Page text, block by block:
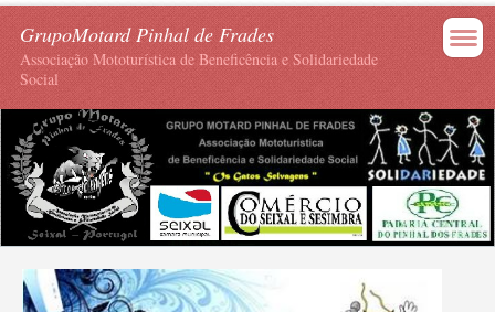
GrupoMotard Pinhal de Frades
Associação Mototurística de Beneficência e Solidariedade
Social